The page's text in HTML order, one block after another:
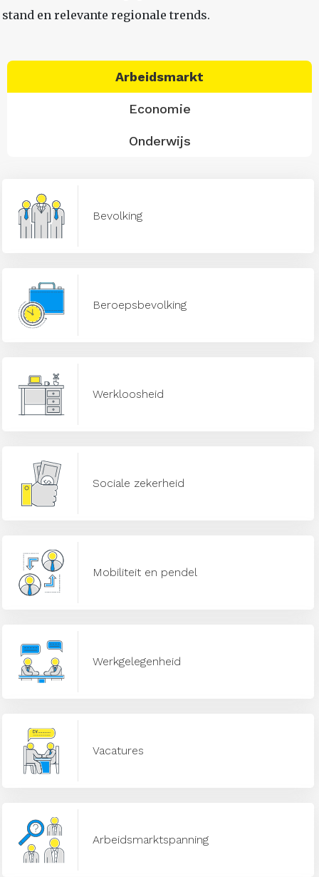
stand en relevante regionale trends.
Arbeidsmarkt
Economie
Onderwijs
Bevolking
Beroepsbevolking
Werkloosheid
Sociale zekerheid
Mobiliteit en pendel
Werkgelegenheid
Vacatures
Arbeidsmarktspanning